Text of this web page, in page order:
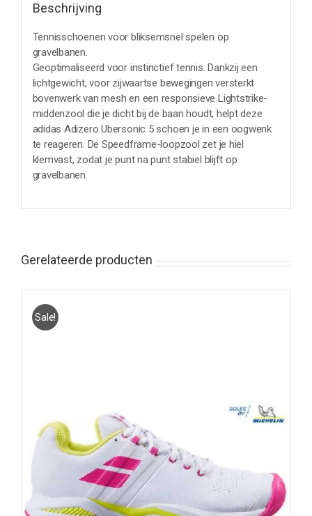
Beschrijving
Tennisschoenen voor bliksemsnel spelen op
gravelbanen.
Geoptimaliseerd voor instinctief tennis. Dankzij een
lichtgewicht, voor zijwaartse bewegingen versterkt
bovenwerk van mesh en een responsieve Lightstrike-
middenzool die je dicht bij de baan houdt, helpt deze
adidas Adizero Ubersonic 5 schoen je in een oogwenk
te reageren. De Speedframe-loopzool zet je hiel
klemvast, zodat je punt na punt stabiel blijft op
gravelbanen.
Gerelateerde producten
Sale!